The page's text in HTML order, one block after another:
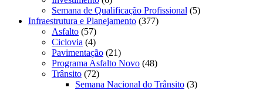
Semana de Qualificação Profissional (5)
Infraestrutura e Planejamento (377)
Asfalto (57)
Ciclovia (4)
Pavimentação (21)
Programa Asfalto Novo (48)
Trânsito (72)
Semana Nacional do Trânsito (3)